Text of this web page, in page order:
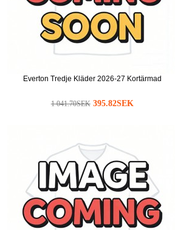
Everton Tredje Kläder 2026-27 Kortärmad
1 041.70SEK 395.82SEK